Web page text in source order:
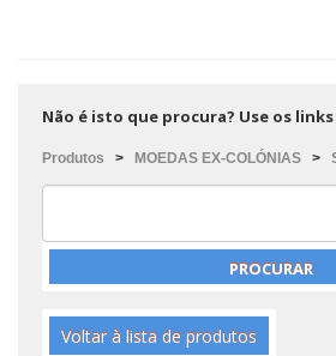
Não é isto que procura? Use os
Produtos > MOEDAS EX-COLÓNIAS >
Voltar à lista de produtos